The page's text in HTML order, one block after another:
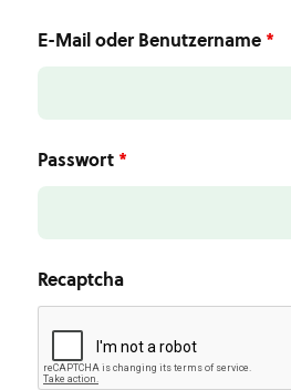
E-Mail oder Benutzername *
Passwort *
Recaptcha